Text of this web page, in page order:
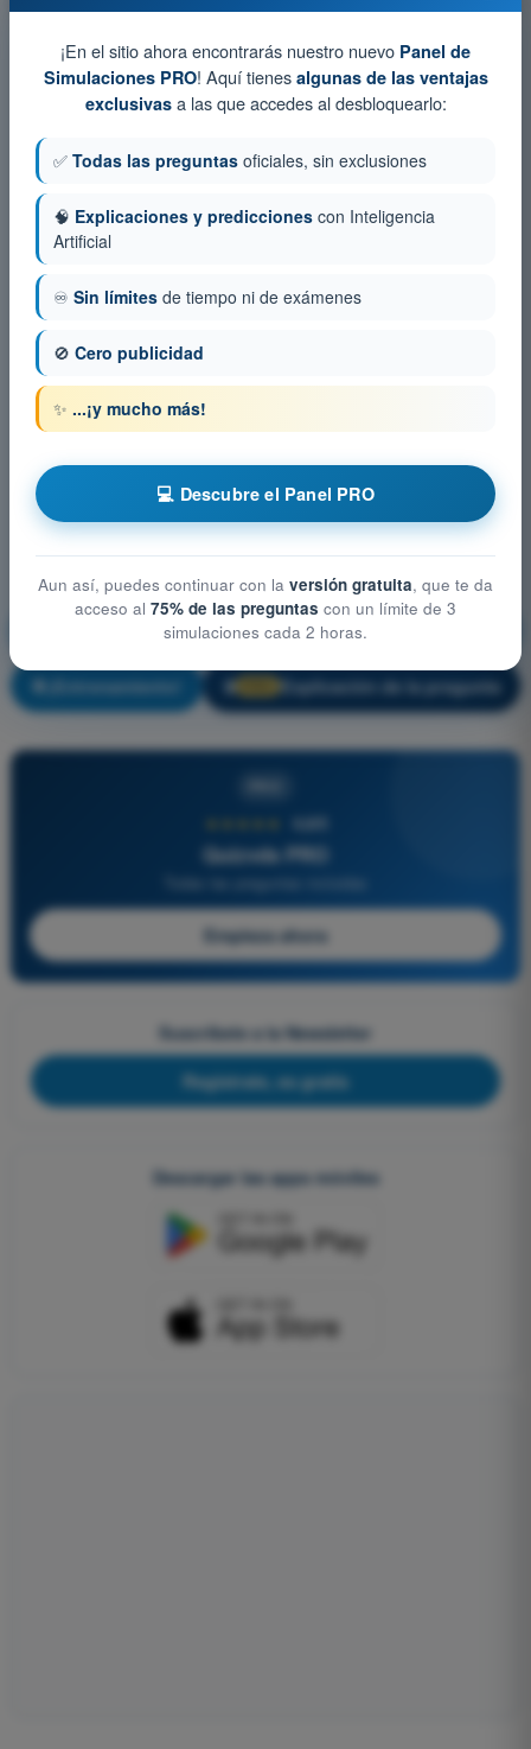
Mitigación técnica-operativa y gestión de riesgos
¡Entrenamiento! 🔒 Explicación de la pregunta
4,6/5
Quizvds PRO
Empieza ahora
Suscríbete a la Newsletter
Regístrate, es gratis
Descargar las apps móviles
¡En el sitio ahora encontrarás nuestro nuevo Panel de
Simulaciones PRO! Aquí tienes algunas de las ventajas
exclusivasa las que accedes al desbloquearlo:
✅ Todas las preguntas oficiales, sin exclusiones
🧠 Explicaciones y predicciones con Inteligencia
Artificial
♾️ Sin límites de tiempo ni de exámenes
🚫 Cero publicidad
✨ ...¡y mucho más!
💻 Descubre el Panel PRO
Aun así, puedes continuar con la versión gratuita, que te da
acceso al 75% de las preguntas con un límite de 3
simulaciones cada 2 horas.